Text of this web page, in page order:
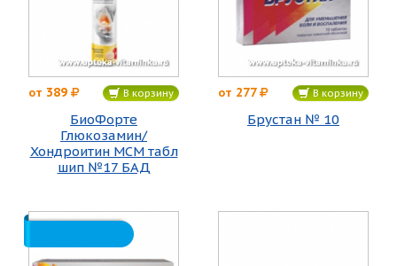
от 389 В корзину
БиоФорте
Глюкозамин/
Хондроитин МСМ табл
шип №17 БАД
от 277 В корзину
Брустан № 10